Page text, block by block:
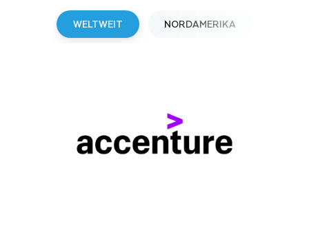
WELTWEIT NORDAMERIKA